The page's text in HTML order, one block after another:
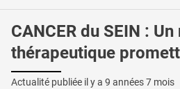
CANCER du SEIN :
thérapeutique
Actualité publiée il y a 9 années 7 mois